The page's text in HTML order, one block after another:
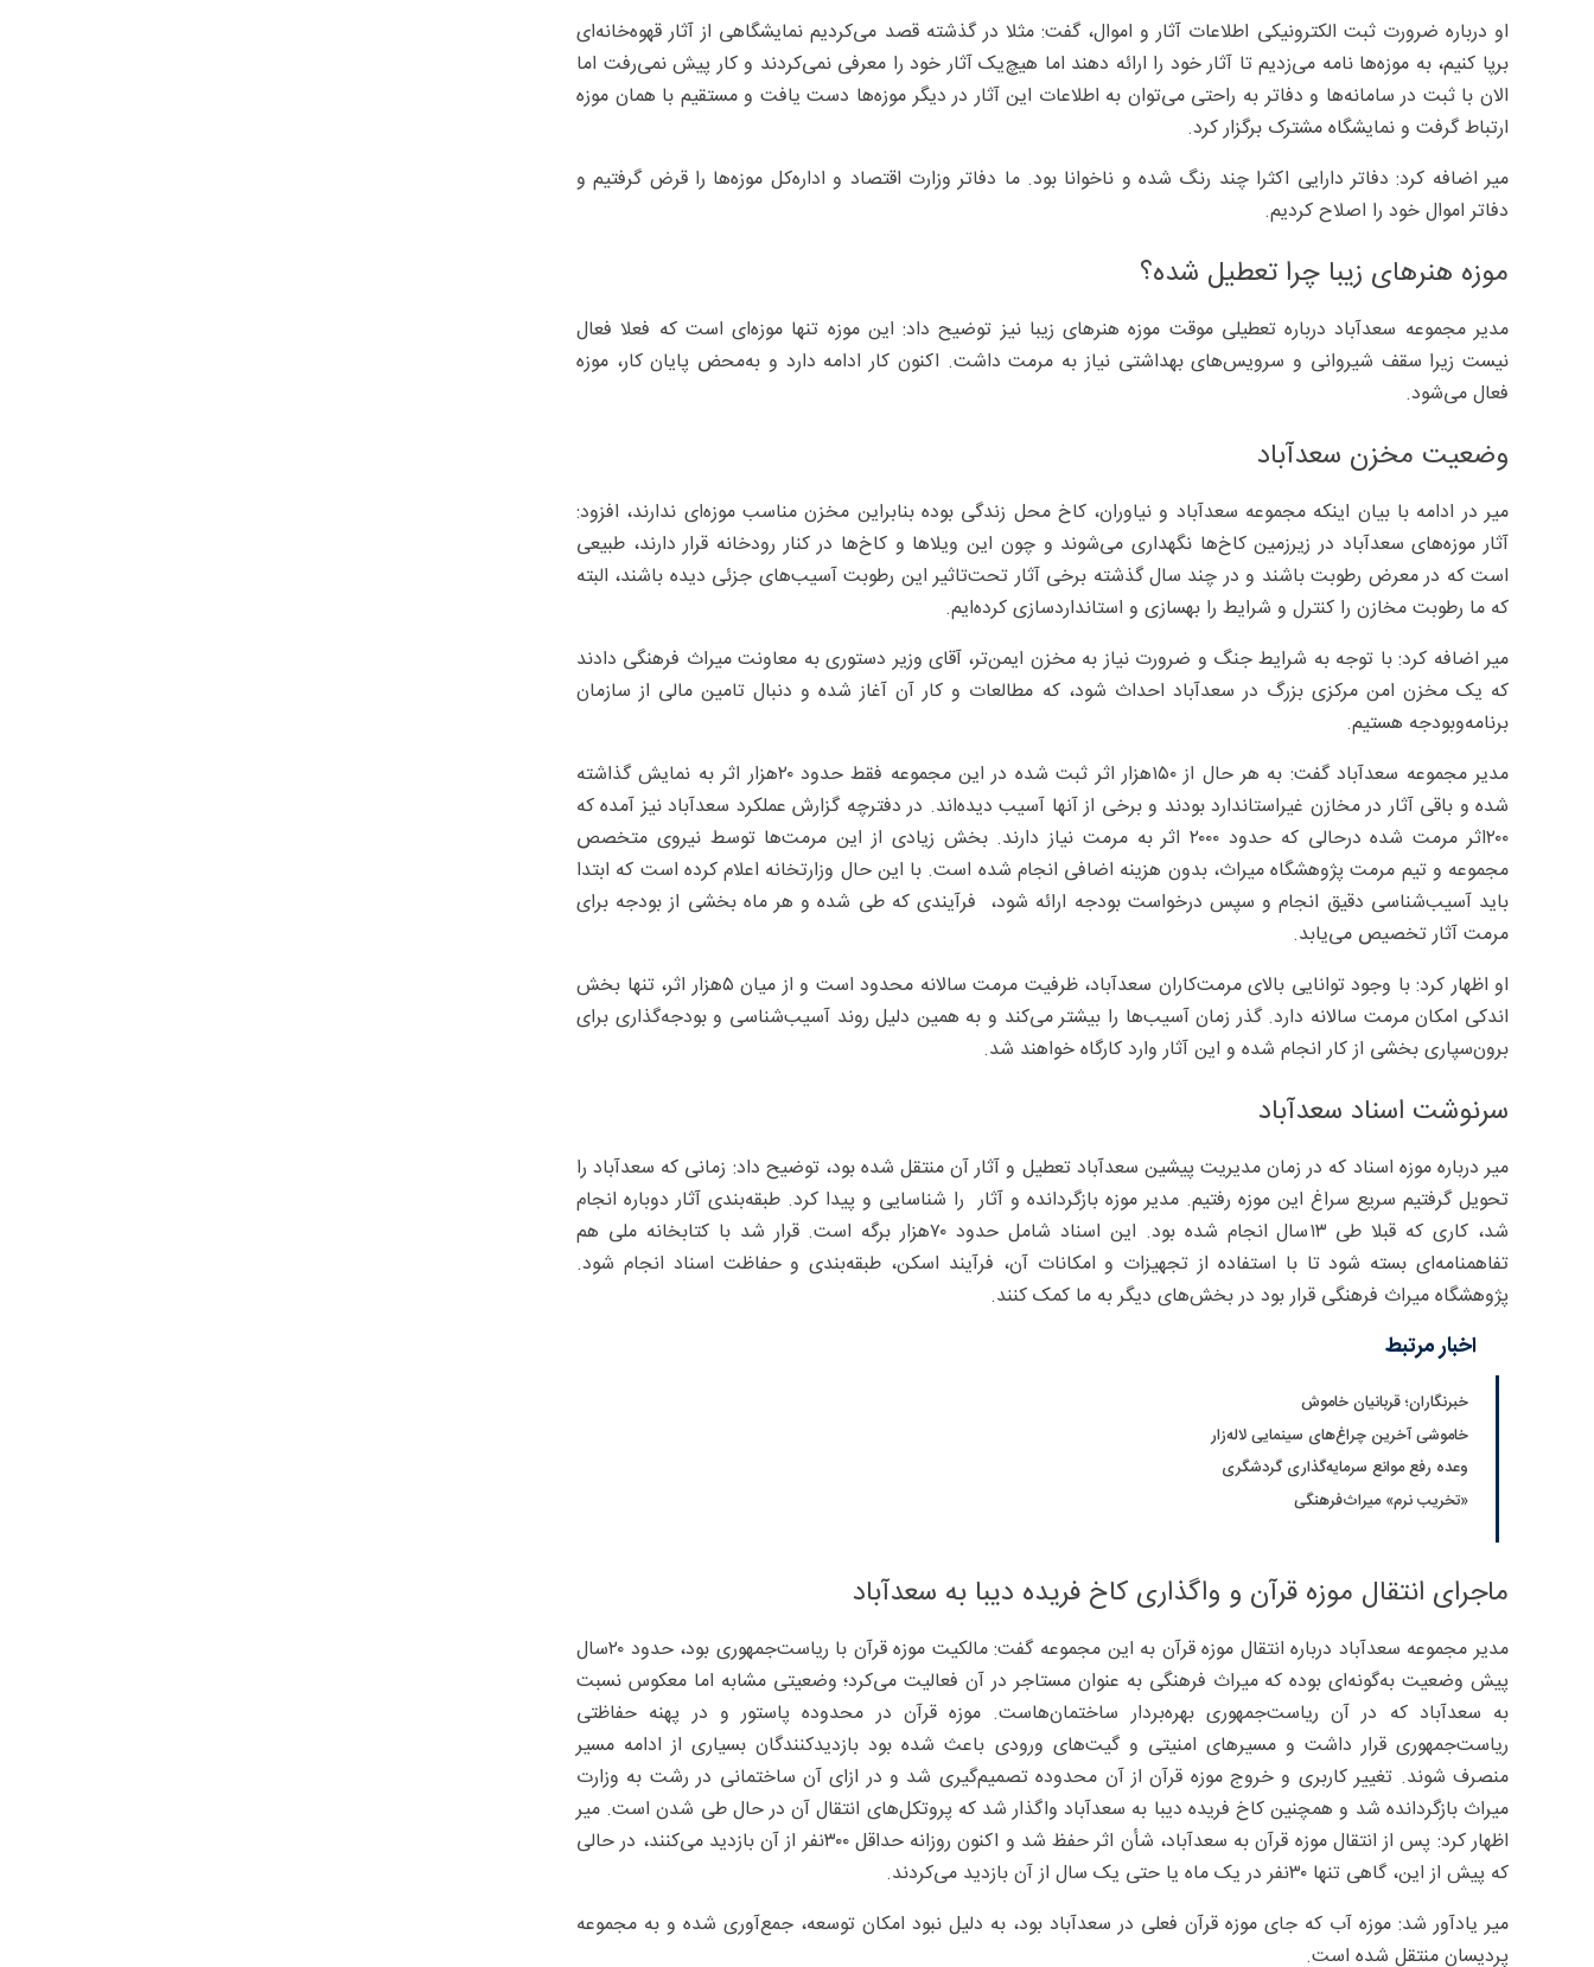
او درباره ضرورت ثبت الکترونیکی اطلاعات آثار و اموال، گفت: مثلا در گذشته قصد می‌کردیم نمایشگاهی از آثار قهوه‌خانه‌ای
برپا کنیم، به موزه‌ها نامه می‌زدیم تا آثار خود را ارائه دهند اما هیچ‌یک آثار خود را معرفی نمی‌کردند و کار پیش نمی‌رفت اما
الان با ثبت در سامانه‌ها و دفاتر به راحتی می‌توان به اطلاعات این آثار در دیگر موزه‌ها دست یافت و مستقیم با همان موزه
ارتباط گرفت و نمایشگاه مشترک برگزار کرد.
میر اضافه کرد: دفاتر دارایی اکثرا چند رنگ شده و ناخوانا بود. ما دفاتر وزارت اقتصاد و اداره‌کل موزه‌ها را قرض گرفتیم و
دفاتر اموال خود را اصلاح کردیم.
موزه هنرهای زیبا چرا تعطیل شده؟
مدیر مجموعه سعدآباد درباره تعطیلی موقت موزه هنرهای زیبا نیز توضیح داد: این موزه تنها موزه‌ای است که فعلا فعال
نیست زیرا سقف شیروانی و سرویس‌های بهداشتی نیاز به مرمت داشت. اکنون کار ادامه دارد و به‌محض پایان کار، موزه
فعال می‌شود.
وضعیت مخزن سعدآباد
میر در ادامه با بیان اینکه مجموعه سعدآباد و نیاوران، کاخ محل زندگی بوده بنابراین مخزن مناسب موزه‌ای ندارند، افزود:
آثار موزه‌های سعدآباد در زیرزمین کاخ‌ها نگهداری می‌شوند و چون این ویلاها و کاخ‌ها در کنار رودخانه‌ قرار دارند، طبیعی
است که در معرض رطوبت باشند و در چند سال گذشته برخی آثار تحت‌تاثیر این رطوبت آسیب‌های جزئی دیده باشند، البته
که ما رطوبت مخازن را کنترل و شرایط را بهسازی و استانداردسازی کرده‌ایم.
میر اضافه کرد: با توجه به شرایط جنگ و ضرورت نیاز به مخزن ایمن‌تر، آقای وزیر دستوری به معاونت میراث فرهنگی دادند
که یک مخزن امن مرکزی بزرگ در سعدآباد احداث شود، که مطالعات و کار آن آغاز شده و دنبال تامین مالی از سازمان
برنامه‌وبودجه هستیم.
مدیر مجموعه سعدآباد گفت: به هر حال از ۱۵۰‌هزار اثر ثبت شده در این مجموعه فقط حدود ۲۰‌هزار اثر به نمایش گذاشته
شده و باقی آثار در مخازن غیراستاندارد بودند و برخی از آنها آسیب دیده‌اند. در دفترچه گزارش عملکرد سعدآباد نیز آمده که
۲۰۰اثر مرمت شده درحالی که حدود ۲۰۰۰ اثر به مرمت نیاز دارند. بخش زیادی از این مرمت‌ها توسط نیروی متخصص
مجموعه و تیم مرمت پژوهشگاه میراث، بدون هزینه اضافی انجام شده است. با این حال وزارتخانه اعلام کرده است که ابتدا
باید آسیب‌شناسی دقیق انجام و سپس درخواست بودجه ارائه شود، فرآیندی که طی شده و هر ماه بخشی از بودجه برای
مرمت آثار تخصیص می‌یابد.
او اظهار کرد: با وجود توانایی بالای مرمت‌کاران سعدآباد، ظرفیت مرمت سالانه محدود است و از میان ۵هزار اثر، تنها بخش
اندکی امکان مرمت سالانه دارد. گذر زمان آسیب‌ها را بیشتر می‌کند و به همین دلیل روند آسیب‌شناسی و بودجه‌گذاری برای
برون‌سپاری بخشی از کار انجام شده و این آثار وارد کارگاه خواهند شد.
سرنوشت اسناد سعدآباد
میر درباره موزه اسناد که در زمان مدیریت پیشین سعدآباد تعطیل و آثار آن منتقل شده بود، توضیح داد: زمانی که سعدآباد را
تحویل گرفتیم سریع سراغ این موزه رفتیم. مدیر موزه بازگردانده و آثار را شناسایی و پیدا کرد. طبقه‌بندی آثار دوباره انجام
شد، کاری که قبلا طی ۱۳‌سال انجام شده بود. این اسناد شامل حدود ۷۰‌هزار برگه است. قرار شد با کتابخانه ملی هم
تفاهمنامه‌ای بسته شود تا با استفاده از تجهیزات و امکانات آن، فرآیند اسکن، طبقه‌بندی و حفاظت اسناد انجام شود.
پژوهشگاه میراث فرهنگی قرار بود در بخش‌های دیگر به ما کمک کنند.
اخبار مرتبط
خبرنگاران؛ قربانیان خاموش
خاموشی آخرین چراغ‌های سینمایی لاله‌زار
وعده رفع موانع سرمایه‌گذاری گردشگری
«تخریب نرم» میراث‌فرهنگی
ماجرای انتقال موزه قرآن و واگذاری کاخ فریده دیبا به سعدآباد
مدیر مجموعه سعدآباد درباره انتقال موزه قرآن به این مجموعه‌ گفت: مالکیت موزه قرآن با ریاست‌جمهوری بود، حدود ۲۰‌سال
پیش وضعیت به‌گونه‌ای بوده که میراث فرهنگی به ‌عنوان مستاجر در آن فعالیت می‌کرد؛ وضعیتی مشابه اما معکوس نسبت
به سعدآباد که در آن ریاست‌جمهوری بهره‌بردار ساختمان‌هاست. موزه قرآن در محدوده پاستور و در پهنه حفاظتی
ریاست‌جمهوری قرار داشت و مسیرهای امنیتی و گیت‌های ورودی باعث شده بود بازدیدکنندگان بسیاری از ادامه مسیر
منصرف شوند. تغییر کاربری و خروج موزه قرآن از آن محدوده تصمیم‌گیری شد و در ازای آن ساختمانی در رشت به وزارت
میراث بازگردانده شد و همچنین کاخ فریده دیبا به سعدآباد واگذار شد که پروتکل‌های انتقال آن در حال طی شدن است. میر
اظهار کرد: پس از انتقال موزه قرآن به سعدآباد، شأن اثر حفظ شد و اکنون روزانه حداقل ۳۰۰‌نفر از آن بازدید می‌کنند، در حالی
که پیش از این، گاهی تنها ۳۰‌نفر در یک ماه یا حتی یک سال از آن بازدید می‌کردند.
میر یادآور شد: موزه آب که جای موزه قرآن فعلی در سعدآباد بود، به ‌دلیل نبود امکان توسعه، جمع‌آوری شده و به مجموعه
پردیسان منتقل شده است.